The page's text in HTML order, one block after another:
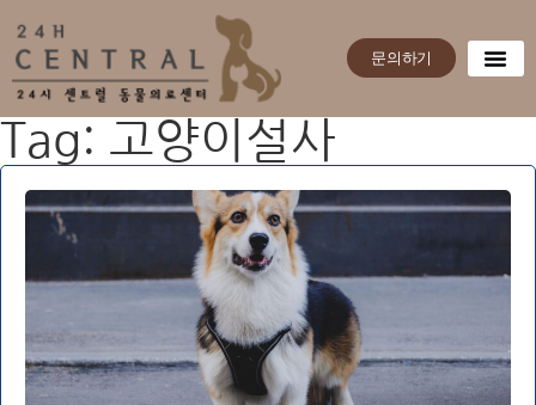
문의하기
Tag: 고양이설사